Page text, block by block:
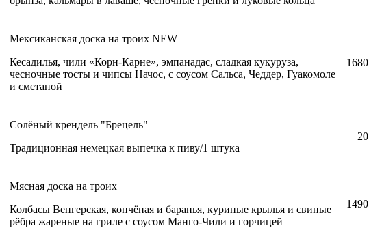
Мексиканская доска на троих NEW
Кесадилья, чили «Корн-Карне», эмпанадас, сладкая кукуруза,
чесночные тосты и чипсы Начос, с соусом Сальса, Чеддер, Гуакомоле
и сметаной
1680
Солёный крендель "Брецель"
Традиционная немецкая выпечка к пиву/1 штука
20
Мясная доска на троих
Колбасы Венгерская, копчёная и баранья, куриные крылья и свиные
рёбра жареные на гриле с соусом Манго-Чили и горчицей
1490